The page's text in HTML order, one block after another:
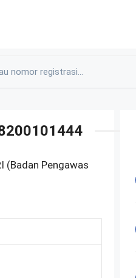
(Badan Pengawas